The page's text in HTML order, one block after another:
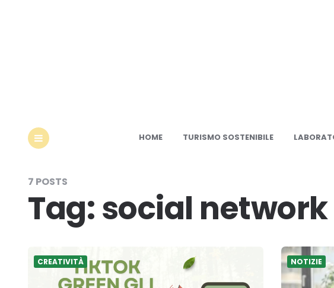
HOME TURISMO SOSTENIBILE
7 POSTS
Tag:social network
CREATIVITÀ NOTIZIE